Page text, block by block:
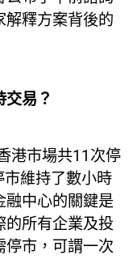
解釋方案背後的
易？
港市場共11次停
維持了數小時
融中心的關鍵是
的所有企業及投
停市，可謂一次